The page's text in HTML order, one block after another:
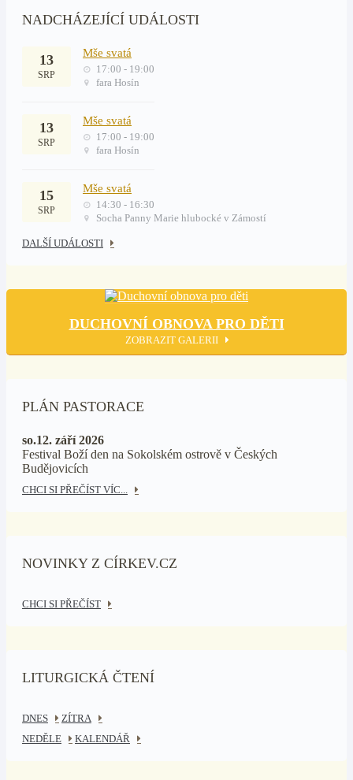
NADCHÁZEJÍCÍ UDÁLOSTI
13
SRP
Mše svatá
17:00 - 19:00
fara Hosín
13
SRP
Mše svatá
17:00 - 19:00
fara Hosín
15
SRP
Mše svatá
14:30 - 16:30
Socha Panny Marie hlubocké v Zámostí
DALŠÍ UDÁLOSTI
DUCHOVNÍ OBNOVA PRO DĚTI
ZOBRAZIT GALERII
PLÁN PASTORACE
so.12. září 2026
Festival Boží den na Sokolském ostrově v Českých
Budějovicích
CHCI SI PŘEČÍST VÍC...
NOVINKY Z CÍRKEV.CZ
CHCI SI PŘEČÍST
LITURGICKÁ ČTENÍ
DNES
ZÍTRA
NEDĚLE
KALENDÁŘ